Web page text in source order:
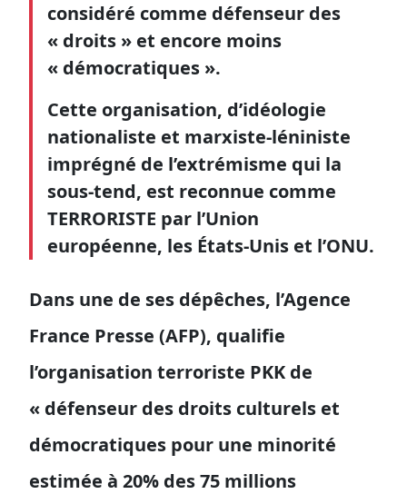
considéré comme défenseur des
« droits » et encore moins
« démocratiques ».
Cette organisation, d’idéologie
nationaliste et marxiste-léniniste
imprégné de l’extrémisme qui la
sous-tend, est reconnue comme
TERRORISTE par l’Union
européenne, les États-Unis et l’ONU.
Dans une de ses dépêches, l’Agence
France Presse (AFP), qualifie
l’organisation terroriste PKK de
« défenseur des droits culturels et
démocratiques pour une minorité
estimée à 20% des 75 millions